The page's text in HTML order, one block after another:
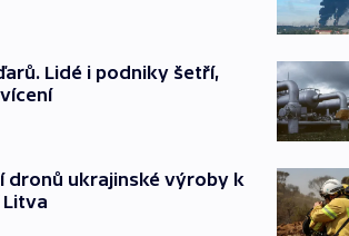
Lidé i podniky šetří,
dronů ukrajinské výroby k